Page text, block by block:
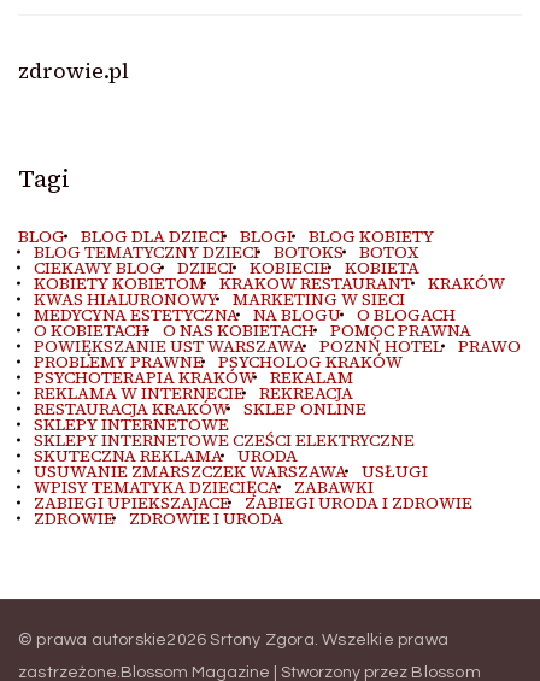
zdrowie.pl
Tagi
BLOG BLOG DLA DZIECI BLOGI BLOG KOBIETY
BLOG TEMATYCZNY DZIECI BOTOKS BOTOX
CIEKAWY BLOG DZIECI KOBIECIE KOBIETA
KOBIETY KOBIETOM KRAKOW RESTAURANT KRAKÓW
KWAS HIALURONOWY MARKETING W SIECI
MEDYCYNA ESTETYCZNA NA BLOGU O BLOGACH
O KOBIETACH O NAS KOBIETACH POMOC PRAWNA
POWIĘKSZANIE UST WARSZAWA POZNŃ HOTEL PRAWO
PROBLEMY PRAWNE PSYCHOLOG KRAKÓW
PSYCHOTERAPIA KRAKÓW REKALAM
REKLAMA W INTERNECIE REKREACJA
RESTAURACJA KRAKÓW SKLEP ONLINE
SKLEPY INTERNETOWE
SKLEPY INTERNETOWE CZEŚCI ELEKTRYCZNE
SKUTECZNA REKLAMA URODA
USUWANIE ZMARSZCZEK WARSZAWA USŁUGI
WPISY TEMATYKA DZIECIĘCA ZABAWKI
ZABIEGI UPIEKSZAJACE ZABIEGI URODA I ZDROWIE
ZDROWIE ZDROWIE I URODA
© prawa autorskie2026Srtony Zgora. Wszelkie prawa
zastrzeżone.Blossom Magazine | Stworzony przez Blossom